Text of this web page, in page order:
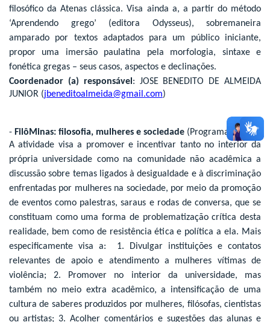
filosófico da Atenas clássica. Visa ainda a, a partir do método
‘Aprendendo grego’ (editora Odysseus), sobremaneira
amparado por textos adaptados para um público iniciante,
propor uma imersão paulatina pela morfologia, sintaxe e
fonética gregas – seus casos, aspectos e declinações.
Coordenador (a) responsável : JOSE BENEDITO DE ALMEIDA
JUNIOR (jbeneditoalmeida@gmail.com)
- FilôMinas: filosofia, mulheres e sociedade (Programa)
A atividade visa a promover e incentivar tanto no interior da
própria universidade como na comunidade não acadêmica a
discussão sobre temas ligados à desigualdade e à discriminação
enfrentadas por mulheres na sociedade, por meio da promoção
de eventos como palestras, saraus e rodas de conversa, que se
constituam como uma forma de problematização crítica desta
realidade, bem como de resistência ética e política a ela. Mais
especificamente visa a: 1. Divulgar instituições e contatos
relevantes de apoio e atendimento a mulheres vítimas de
violência; 2. Promover no interior da universidade, mas
também no meio extra acadêmico, a intensificação de uma
cultura de saberes produzidos por mulheres, filósofas, cientistas
ou artistas; 3. Acolher comentários e sugestões das alunas e